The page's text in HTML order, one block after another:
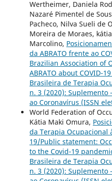
Wertheimer, Daniela
Nazaré Pimentel de
Pacheco, Nilva Sueli de
Moreira de Moraes,
Marcolino,
da ABRATO frente ao
Brazilian Association of
ABRATO about COVID-19
Brasileira de Terapia
n. 3 (2020):
ao Coronavírus (ISSN
World Federation of
Kátia Maki Omura,
da Terapia Ocupacional
19/Public statement:
to the Covid-19
Brasileira de Terapia
n. 3 (2020):